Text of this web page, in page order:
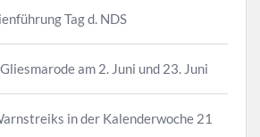
Tag d. NDS
am 2. Juni und 23. Juni
in der Kalenderwoche 21